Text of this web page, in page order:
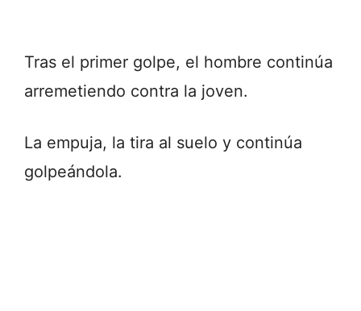
Tras el primer golpe, el hombre continúa
arremetiendo contra la joven.
La empuja, la tira al suelo y continúa
golpeándola.